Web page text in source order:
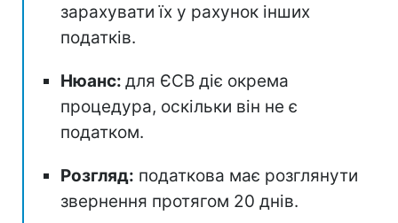
зарахувати їх у рахунок інших
податків.
Нюанс: для ЄСВ діє окрема
процедура, оскільки він не є
податком.
Розгляд: податкова має розглянути
звернення протягом 20 днів.